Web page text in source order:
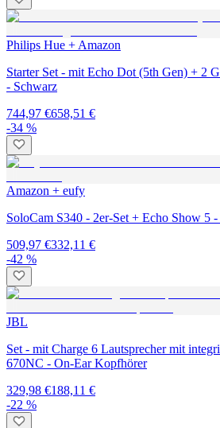
Philips Hue + Amazon
Starter Set - mit Echo Dot (5th Gen) + 2
- Schwarz
744,97 €658,51 €
-34 %
Amazon + eufy
SoloCam S340 - 2er-Set + Echo Show 5
509,97 €332,11 €
-42 %
JBL
Set - mit Charge 6 Lautsprecher mit
670NC - On-Ear Kopfhörer
329,98 €188,11 €
-22 %